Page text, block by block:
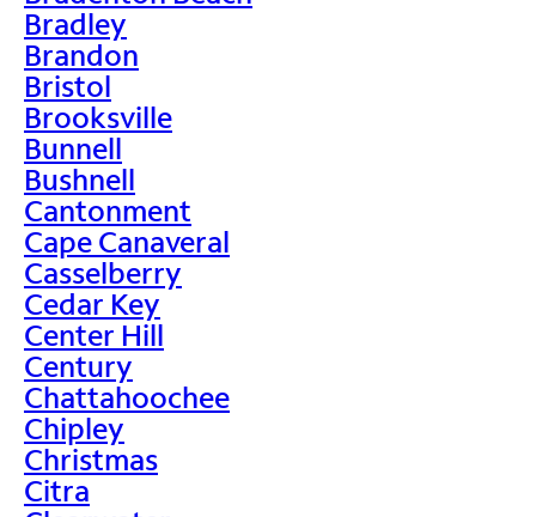
Bradley
Brandon
Bristol
Brooksville
Bunnell
Bushnell
Cantonment
Cape Canaveral
Casselberry
Cedar Key
Center Hill
Century
Chattahoochee
Chipley
Christmas
Citra